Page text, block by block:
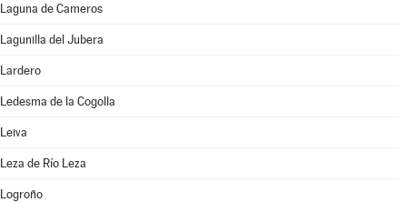
Laguna de Cameros
Lagunilla del Jubera
Lardero
Ledesma de la Cogolla
Leiva
Leza de Río Leza
Logroño